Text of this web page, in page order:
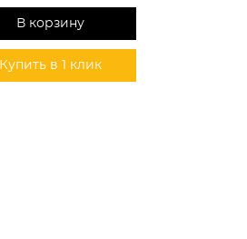
В корзину
Купить в 1 клик